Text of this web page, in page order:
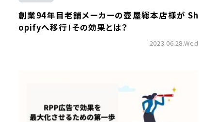
創業94年目老舗メーカーの壺屋総本店様が Sh
opifyへ移行！その効果とは？
2023.06.28.Wed